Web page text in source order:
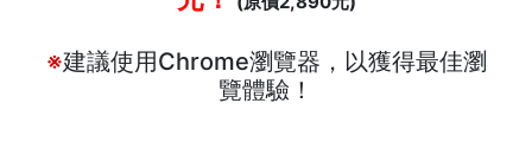
※建議使用Chrome瀏覽器，以獲得最佳瀏
覽體驗！